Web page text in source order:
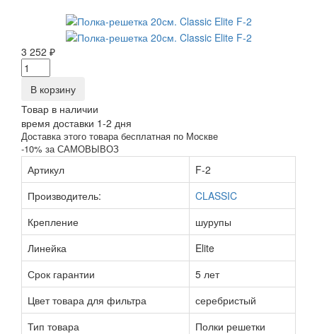
3 252 ₽
В корзину
Товар в наличии
время доставки 1-2 дня
Доставка этого товара бесплатная по Москве
-10% за САМОВЫВОЗ
Артикул
F-2
Производитель:
CLASSIC
Крепление
шурупы
Линейка
Elite
Срок гарантии
5 лет
Цвет товара для фильтра
серебристый
Тип товара
Полки решетки